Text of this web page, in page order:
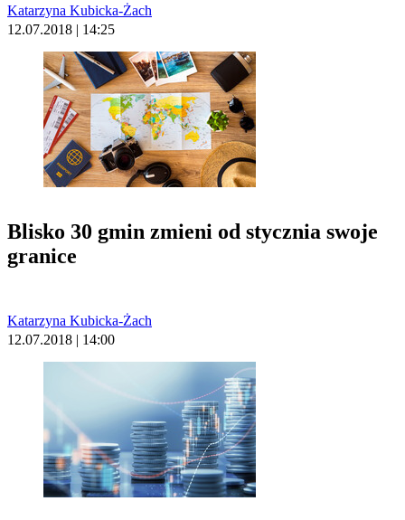
Katarzyna Kubicka-Żach
12.07.2018 | 14:25
Blisko 30 gmin zmieni od stycznia swoje
granice
Katarzyna Kubicka-Żach
12.07.2018 | 14:00